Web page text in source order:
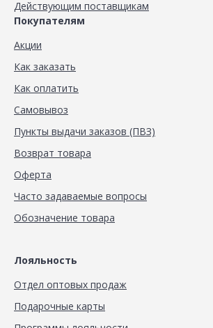
Действующим поставщикам
Покупателям
Акции
Как заказать
Как оплатить
Самовывоз
Пункты выдачи заказов (ПВЗ)
Возврат товара
Оферта
Часто задаваемые вопросы
Обозначение товара
Лояльность
Отдел оптовых продаж
Подарочные карты